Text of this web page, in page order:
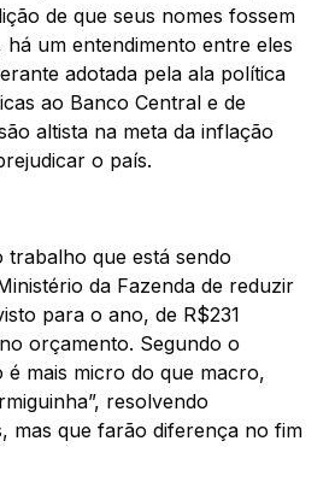
de que seus nomes fossem
há um entendimento entre eles
adotada pela ala política
ao Banco Central e de
altista na meta da inflação
o país.
trabalho que está sendo
da Fazenda de reduzir
para o ano, de R$231
orçamento. Segundo o
mais micro do que macro,
resolvendo
mas que farão diferença no fim